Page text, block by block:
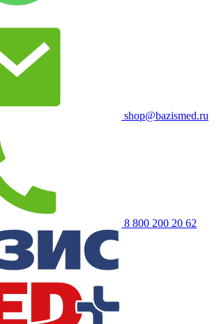
shop@bazismed.ru
8 800 200 20 62